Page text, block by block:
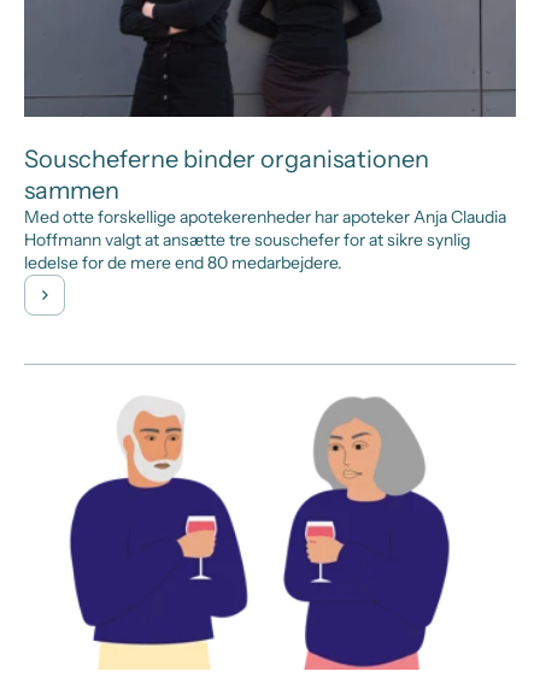
Souscheferne binder organisationen
sammen
Med otte forskellige apotekerenheder har apoteker Anja Claudia
Hoffmann valgt at ansætte tre souschefer for at sikre synlig
ledelse for de mere end 80 medarbejdere.